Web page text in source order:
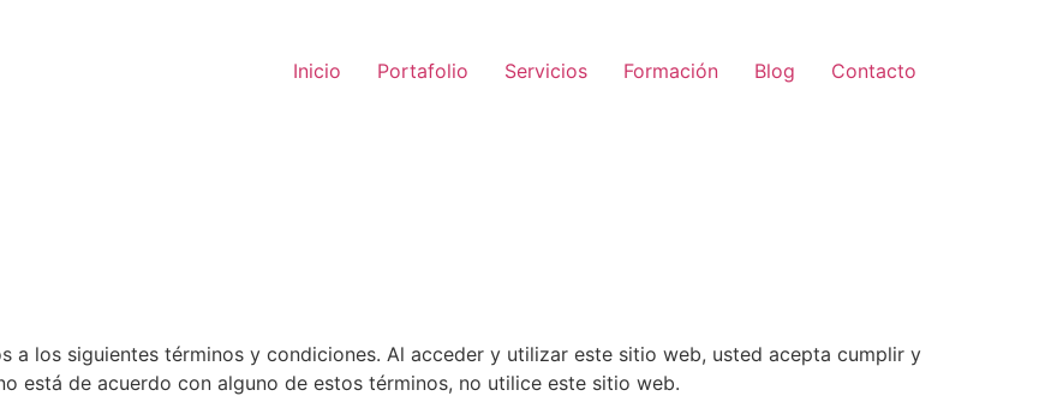
Inicio Portafolio Servicios Formación Blog Contacto
a los siguientes términos y condiciones. Al acceder y utilizar este sitio web, usted acepta cumplir y
está de acuerdo con alguno de estos términos, no utilice este sitio web.